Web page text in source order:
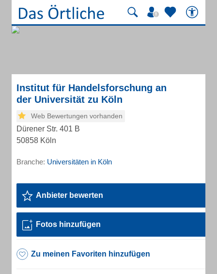
Institut für Handelsforschung an
der Universität zu Köln
Web Bewertungen vorhanden
Dürener Str. 401 B
50858 Köln
Branche: Universitäten in Köln
Anbieter bewerten
Fotos hinzufügen
Zu meinen Favoriten hinzufügen